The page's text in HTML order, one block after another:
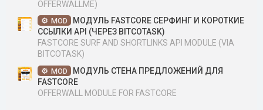
OFFERWALLME)
MOD
МОДУЛЬ FASTCORE СЕРФИНГ И КОРОТКИЕ
ССЫЛКИ API (ЧЕРЕЗ BITCOTASK)
FASTCORE SURF AND SHORTLINKS API MODULE (VIA
BITCOTASK)
MOD
МОДУЛЬ СТЕНА ПРЕДЛОЖЕНИЙ ДЛЯ
FASTCORE
OFFERWALL MODULE FOR FASTCORE